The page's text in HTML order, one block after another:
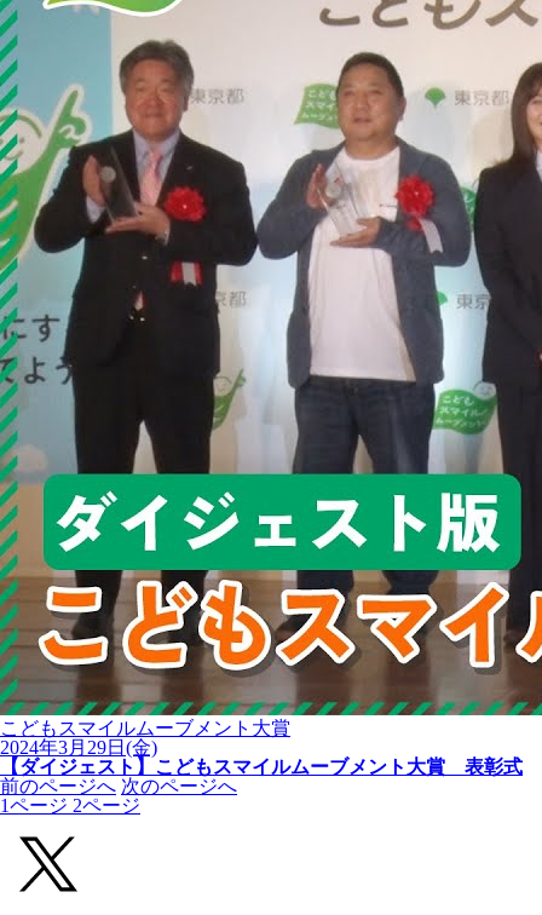
こどもスマイルムーブメント大賞
2024年3月29日(金)
【ダイジェスト】こどもスマイルムーブメント大賞 表彰式
前のページへ 次のページへ
1ページ 2ページ